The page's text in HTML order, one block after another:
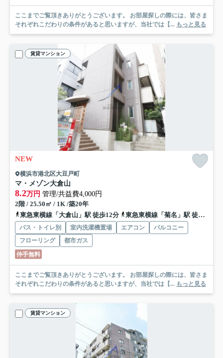
ここまでご覧頂きありがとうございます。 お部屋探しの際には、皆さま
それぞれこだわりの条件があると思いますが、当社では【... もっと見る
賃貸マンション
NEW
横浜市港北区大豆戸町
マ・メゾン大倉山
8.2万円 管理/共益費4,000円
2階 / 25.50㎡ / 1K /築20年
東急東横線「大倉山」駅 徒歩12分
東急東横線「菊名」駅 徒歩15分
バス・トイレ別 室内洗濯機置場 エアコン
バルコニー
フローリング
都市ガス
仲手無料
ここまでご覧頂きありがとうございます。 お部屋探しの際には、皆さま
それぞれこだわりの条件があると思いますが、当社では【... もっと見る
賃貸マンション